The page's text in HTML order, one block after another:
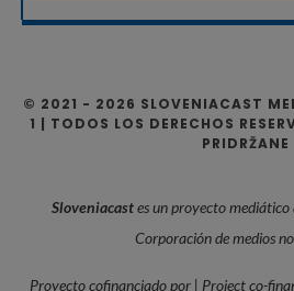
© 2021 - 2026 SLOVENIACAST
1 | TODOS LOS DERECHOS
PRIDRŽANE
Sloveniacastes un proyecto mediático
Corporación de medios
Proyecto cofinanciado por | Project co-